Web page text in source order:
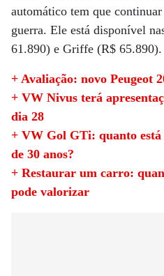
automático tem que
guerra. Ele está disponível
61.890) e Griffe (R$ 65.890).
+ Avaliação: novo Peugeot
+ VW Nivus terá
dia 28
+ VW Gol GTi: quanto está
de 30 anos?
+ Restaurar um carro:
pode valorizar